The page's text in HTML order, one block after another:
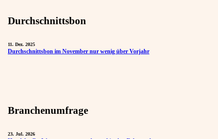
Durchschnittsbon
11. Dez. 2025
Durchschnittsbon im November nur wenig über Vorjahr
Branchenumfrage
23. Jul. 2026